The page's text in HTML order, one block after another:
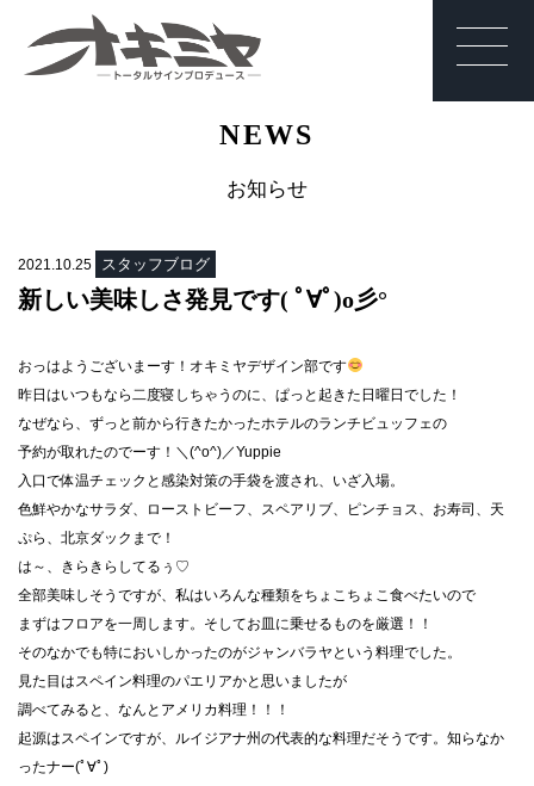
板 有限会社オキNEWS
お知らせ
2021.10.25 スタッフブログ
新しい美味しさ発見です( ﾟ∀ﾟ)o彡°
おっはようございまーす！オキミヤデザイン部です
昨日はいつもなら二度寝しちゃうのに、ぱっと起きた日曜日でした！
なぜなら、ずっと前から行きたかったホテルのランチビュッフェの
予約が取れたのでーす！＼(^o^)／Yuppie
入口で体温チェックと感染対策の手袋を渡され、いざ入場。
色鮮やかなサラダ、ローストビーフ、スペアリブ、ピンチョス、お寿司、天
ぷら、北京ダックまで！
は～、きらきらしてるぅ♡
全部美味しそうですが、私はいろんな種類をちょこちょこ食べたいので
まずはフロアを一周します。そしてお皿に乗せるものを厳選！！
そのなかでも特においしかったのがジャンバラヤという料理でした。
見た目はスペイン料理のパエリアかと思いましたが
調べてみると、なんとアメリカ料理！！！
起源はスペインですが、ルイジアナ州の代表的な料理だそうです。知らなか
ったナー(ﾟ∀ﾟ)